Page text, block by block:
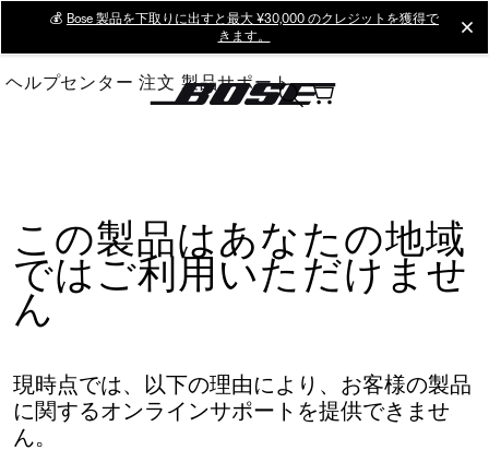
Main
💰 Bose 製品を下取りに出すと最大 ¥30,000 のクレジットを獲得で
きます。
ヘルプセンター 注文 製品サポート
この製品はあなたの地域
ではご利用いただけませ
ん
現時点では、以下の理由により、お客様の製品
に関するオンラインサポートを提供できませ
ん。